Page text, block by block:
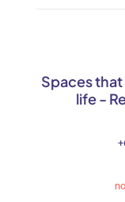
Spaces
life -